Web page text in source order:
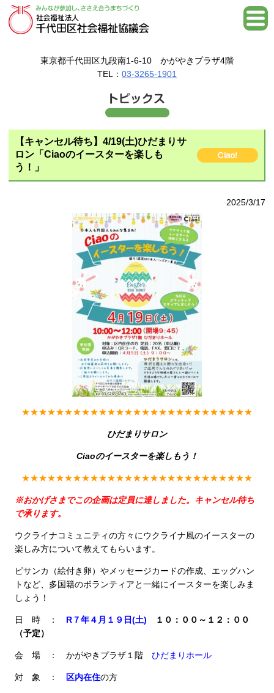
東京都千代田区九段南1-6-10 かがやきプラザ4階
TEL： 03-3265-1901
【キャンセル待ち】4/19(土)ひだまりサ
ロン「Ciaoのイースターを楽しも
う！」
2025/3/17
★★★★★★★★★★★★★★★★★★★★★★★★★★★
ひだまりサロン
Ciaoのイースターを楽しもう！
★★★★★★★★★★★★★★★★★★★★★★★★★★★
※おかげさまでこの企画は定員に達しました。キャンセル待ち
で承ります。
ウクライナコミュニティの方々にウクライナ風のイースターの
楽しみ方について教えてもらいます。
ピサンカ（絵付き卵）やメッセージカードの作成、エッグハン
トなど、多国籍のボランティアと一緒にイースターを楽しみま
しょう！
日 時 ： R７年４月１９日(土)
１０：００～１２：００
（予定）
会 場 ： かがやきプラザ１階 ひだまりホール
対 象 ： 区内在住の方